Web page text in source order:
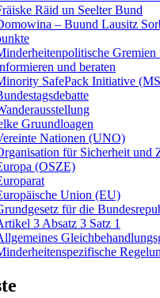
Räid un Seelter Bund
– Buund Lausitz
Gremien
und beraten
SafePack Initiative
Gruundloagen
Nationen (UNO)
für Sicherheit und
(OSZE)
Union (EU)
für die
3 Absatz 3 Satz 1